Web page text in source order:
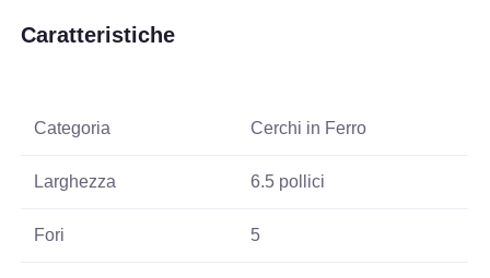
Caratteristiche
Categoria Cerchi in Ferro
Larghezza 6.5 pollici
Fori 5